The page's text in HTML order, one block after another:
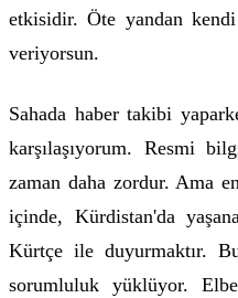
etkisidir. Öte yandan
veriyorsun.
Sahada haber takibi
karşılaşıyorum. Resmi
zaman daha zordur. Ama
içinde, Kürdistan'da
Kürtçe ile duyurmaktır.
sorumluluk yüklüyor.